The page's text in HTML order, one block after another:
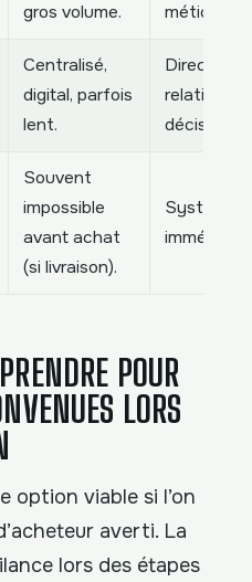
gros volume.
Centralisé,
digital, parfois
lent.
Direct,
relationnel,
décision
Souvent
impossible
avant achat
(si livraison).
immédiat.
POUR
LORS
option viable si l’on
averti. La
lors des étapes